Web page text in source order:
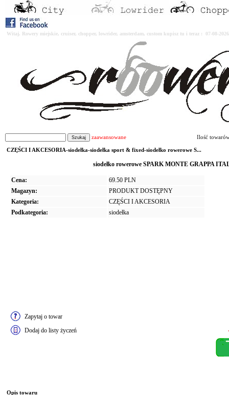
Witaj. Rowery miejskie, cruiser, chopper, lowrider, amsterdam, custom kupisz tu i teraz : 07-08-
zaawansowane Ilość
CZĘŚCI I AKCESORIA-siodełka-siodełka sport & fixed-siodełko rowerowe S...
siodełko rowerowe SPARK MONTE GRAPPA
Cena:
69.50 PLN
Magazyn:
PRODUKT DOSTĘPNY
Kategoria:
CZĘŚCI I AKCESORIA
Podkategoria:
siodełka
Zapytaj o towar
Dodaj do listy życzeń
Opis towaru